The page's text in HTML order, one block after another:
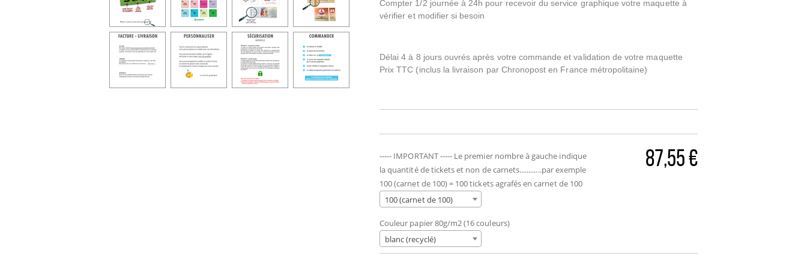
Compter 1/2 journée à 24h pour recevoir du service graphique votre maquette à
vérifier et modifier si besoin
Délai 4 à 8 jours ouvrés après votre commande et validation de votre maquette
Prix TTC (inclus la livraison par Chronopost en France métropolitaine)
87,55 €
----- IMPORTANT ----- Le premier nombre à gauche indique
la quantité de tickets et non de carnets............par exemple
100 (carnet de 100) = 100 tickets agrafés en carnet de 100
100 (carnet de 100)
Couleur papier 80g/m2 (16 couleurs)
blanc (recyclé)